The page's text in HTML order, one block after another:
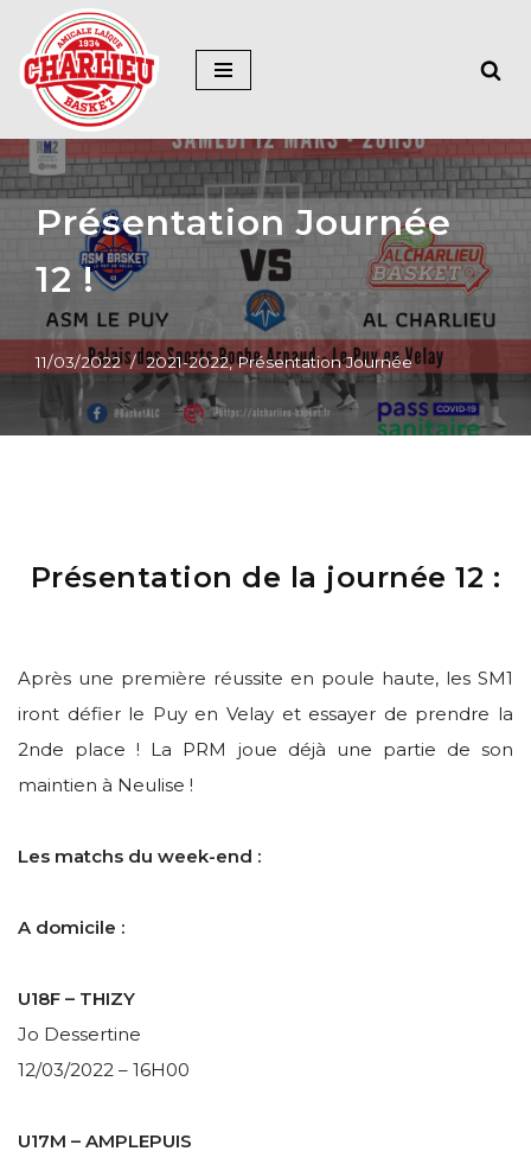
Aller
au
contenu
Présentation Journée
12 !
11/03/2022 2021-2022,Présentation Journée
Présentation de la journée 12 :
Après une première réussite en poule haute, les SM1
iront défier le Puy en Velay et essayer de prendre la
2nde place ! La PRM joue déjà une partie de son
maintien à Neulise !
Les matchs du week-end :
A domicile :
U18F – THIZY
Jo Dessertine
12/03/2022 – 16H00
U17M – AMPLEPUIS